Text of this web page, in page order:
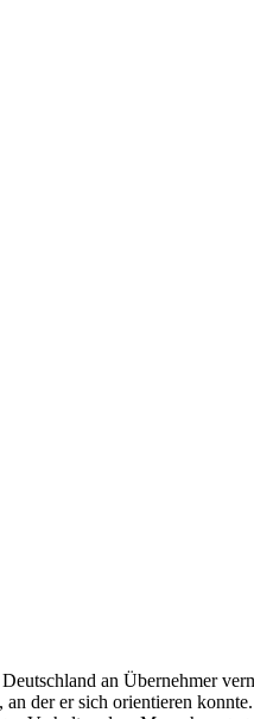
an Übernehmer
der er sich orientieren